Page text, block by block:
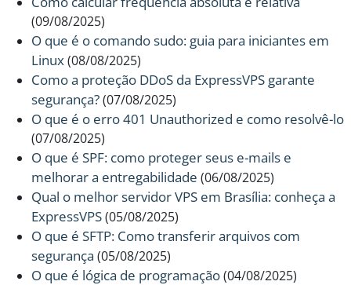
(09/08/2025)
O que é o comando sudo: guia para iniciantes em
Linux(08/08/2025)
Como a proteção DDoS da ExpressVPS garante
segurança?(07/08/2025)
O que é o erro 401 Unauthorized e como resolvê-lo
(07/08/2025)
O que é SPF: como proteger seus e-mails e
melhorar a entregabilidade (06/08/2025)
Qual o melhor servidor VPS em Brasília: conheça a
ExpressVPS(05/08/2025)
O que é SFTP: Como transferir arquivos com
segurança (05/08/2025)
O que é lógica de programação(04/08/2025)